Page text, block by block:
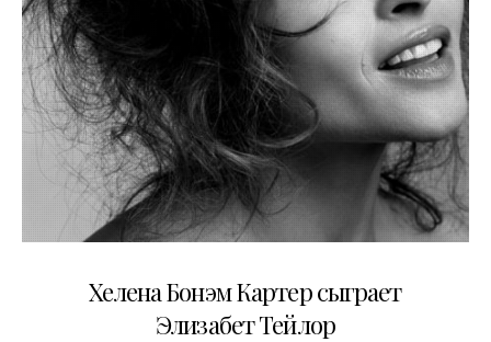
Хелена Бонэм Картер сыграет
Элизабет Тейлор